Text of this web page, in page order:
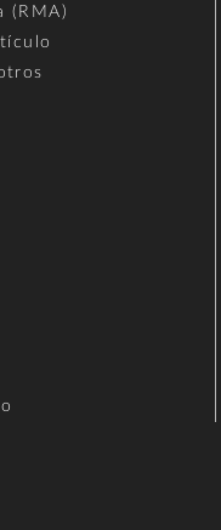
(RMA)